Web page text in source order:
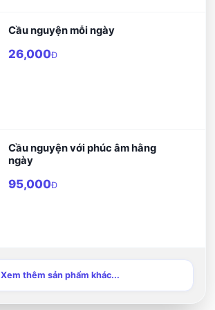
Cầu nguyện mỗi ngày
26,000Đ
Cầu nguyện với phúc âm hằng
ngày
95,000Đ
Xem thêm sản phẩm khác...